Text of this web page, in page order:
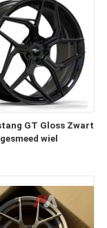
GT Gloss Zwart
wiel